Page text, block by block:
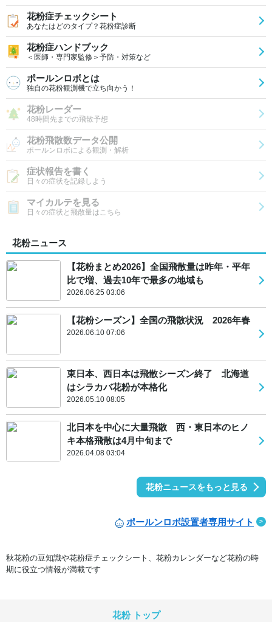
花粉症チェックシート
あなたはどのタイプ？花粉症診断
花粉症ハンドブック
＜医師・専門家監修＞予防・対策など
ポールンロボとは
独自の花粉観測機で立ち向かう！
花粉レーダー
48時間先までの飛散予想
花粉飛散数データ公開
ポールンロボによる観測・解析
症状報告を書く
日々の症状を記録しよう
マイカルテを見る
日々の症状と飛散量はこちら
花粉ニュース
【花粉まとめ2026】全国飛散量は昨年・平年
比で増、過去10年で最多の地域も
2026.06.25 03:06
【花粉シーズン】全国の飛散状況 2026年春
2026.06.10 07:06
東日本、西日本は飛散シーズン終了 北海道
はシラカバ花粉が本格化
2026.05.10 08:05
北日本を中心に大量飛散 西・東日本のヒノ
キ本格飛散は4月中旬まで
2026.04.08 03:04
花粉ニュースをもっと見る
ポールンロボ設置者専用サイト
秋花粉の豆知識や花粉症チェックシート、花粉カレンダーなど花粉の時
期に役立つ情報が満載です
花粉 トップ